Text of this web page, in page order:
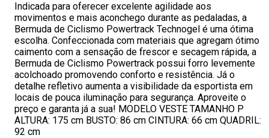
Indicada para oferecer excelente agilidade aos
movimentos e mais aconchego durante as pedaladas, a
Bermuda de Ciclismo Powertrack Technogel é uma ótima
escolha. Confeccionada com materiais que agregam ótimo
caimento com a sensação de frescor e secagem rápida, a
Bermuda de Ciclismo Powertrack possui forro levemente
acolchoado promovendo conforto e resistência. Já o
detalhe refletivo aumenta a visibilidade da esportista em
locais de pouca iluminação para segurança. Aproveite o
preço e garanta já a sua! MODELO VESTE TAMANHO P
ALTURA: 175 cm BUSTO: 86 cm CINTURA: 66 cm QUADRIL:
92 cm